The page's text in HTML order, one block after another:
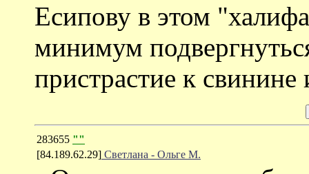
Есипову в этом
минимум
пристрастие к свинине
283655 ""
[84.189.62.29] Светлана - Ольге М.